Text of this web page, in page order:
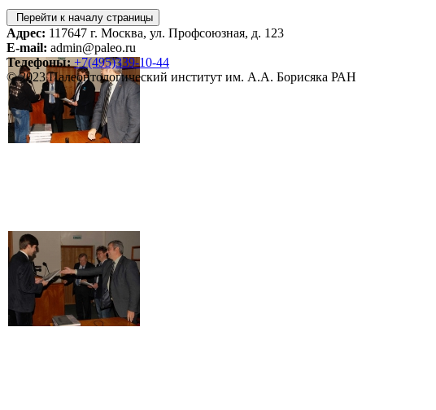
Перейти к началу страницы
Адрес: 117647 г. Москва, ул. Профсоюзная, д. 123
E-mail: admin@paleo.ru
Телефоны: +7(495)339-10-44
© 2023 Палеонтологический институт им. А.А. Борисяка РАН